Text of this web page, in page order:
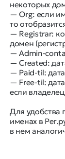
некоторых
— Org: если
то
— Registrar:
домен
— Admin-
— Created:
— Paid-til:
— Free-til:
если
Для
именах в
в нем